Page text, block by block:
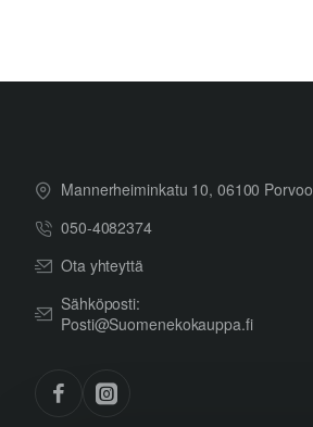
Mannerheiminkatu 10, 06100 Porvoo
050-4082374
Ota yhteyttä
Sähköposti:
Posti@Suomenekokauppa.fi